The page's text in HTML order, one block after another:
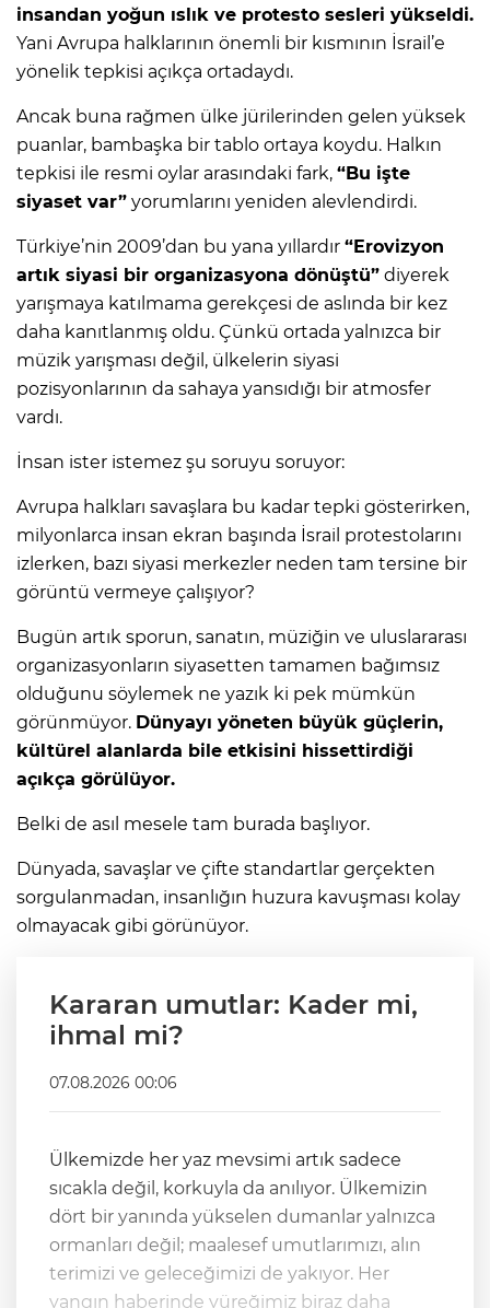
insandan yoğun ıslık ve protesto sesleri yükseldi.
Yani Avrupa halklarının önemli bir kısmının İsrail’e
yönelik tepkisi açıkça ortadaydı.
Ancak buna rağmen ülke jürilerinden gelen yüksek
puanlar, bambaşka bir tablo ortaya koydu. Halkın
tepkisi ile resmi oylar arasındaki fark, “Bu işte
siyaset var” yorumlarını yeniden alevlendirdi.
Türkiye’nin 2009’dan bu yana yıllardır “Erovizyon
artık siyasi bir organizasyona dönüştü” diyerek
yarışmaya katılmama gerekçesi de aslında bir kez
daha kanıtlanmış oldu. Çünkü ortada yalnızca bir
müzik yarışması değil, ülkelerin siyasi
pozisyonlarının da sahaya yansıdığı bir atmosfer
vardı.
İnsan ister istemez şu soruyu soruyor:
Avrupa halkları savaşlara bu kadar tepki gösterirken,
milyonlarca insan ekran başında İsrail protestolarını
izlerken, bazı siyasi merkezler neden tam tersine bir
görüntü vermeye çalışıyor?
Bugün artık sporun, sanatın, müziğin ve uluslararası
organizasyonların siyasetten tamamen bağımsız
olduğunu söylemek ne yazık ki pek mümkün
görünmüyor. Dünyayı yöneten büyük güçlerin,
kültürel alanlarda bile etkisini hissettirdiği
açıkça görülüyor.
Belki de asıl mesele tam burada başlıyor.
Dünyada, savaşlar ve çifte standartlar gerçekten
sorgulanmadan, insanlığın huzura kavuşması kolay
olmayacak gibi görünüyor.
Kararan umutlar: Kader mi,
ihmal mi?
07.08.2026 00:06
Ülkemizde her yaz mevsimi artık sadece
sıcakla değil, korkuyla da anılıyor. Ülkemizin
dört bir yanında yükselen dumanlar yalnızca
ormanları değil; maalesef umutlarımızı, alın
terimizi ve geleceğimizi de yakıyor. Her
yangın haberinde yüreğimiz biraz daha